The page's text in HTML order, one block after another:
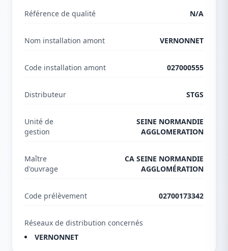
Référence de qualité N/A
Nom installation amont VERNONNET
Code installation amont 027000555
Distributeur STGS
Unité de
gestion
SEINE NORMANDIE
AGGLOMERATION
Maître
d'ouvrage
CA SEINE NORMANDIE
AGGLOMÉRATION
Code prélèvement 02700173342
Réseaux de distribution concernés
VERNONNET